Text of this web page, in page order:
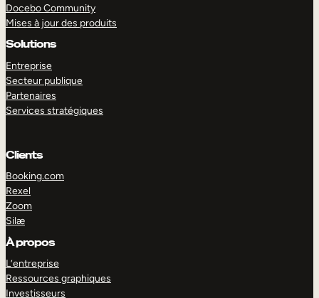
Docebo Community
Mises à jour des produits
Solutions
Entreprise
Secteur publique
Partenaires
Services stratégiques
Clients
Booking.com
Rexel
Zoom
Silæ
À propos
L’entreprise
Ressources graphiques
Investisseurs